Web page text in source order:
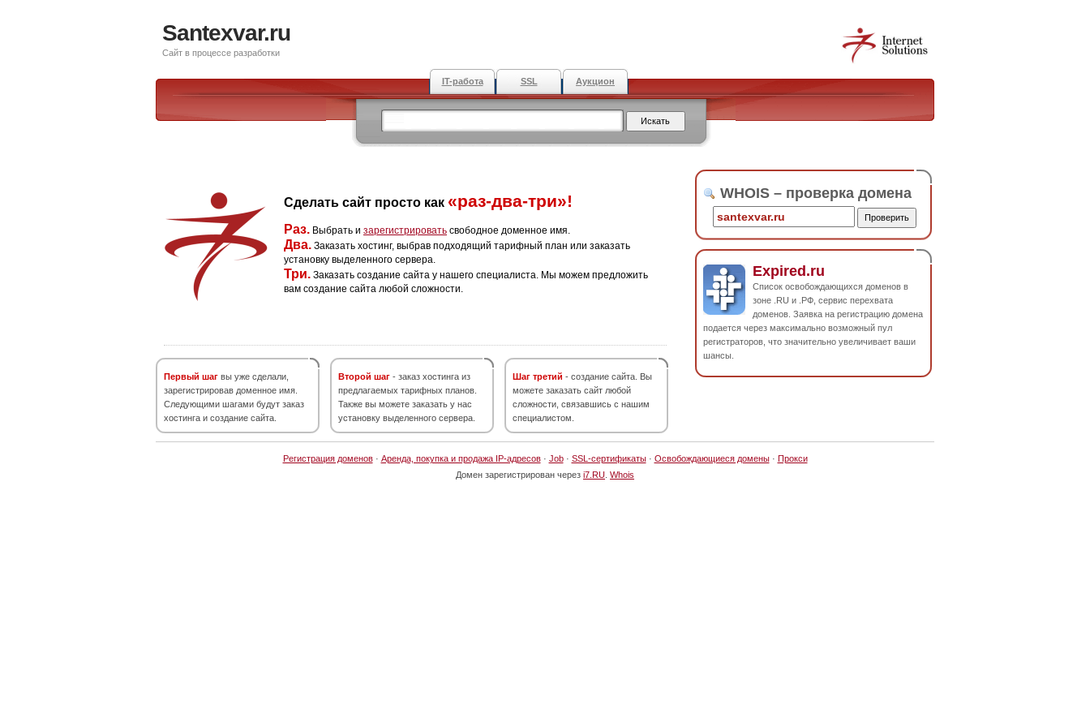
Santexvar.ru
Сайт в процессе разработки
IT-работа SSL Аукцион
Сделать сайт просто как «раз-два-три»!
Раз. Выбрать и зарегистрировать свободное доменное имя.
Два. Заказать хостинг, выбрав подходящий тарифный план или заказать
установку выделенного сервера.
Три. Заказать создание сайта у нашего специалиста. Мы можем предложить
вам создание сайта любой сложности.
Первый шаг вы уже сделали,
зарегистрировав доменное имя.
Следующими шагами будут заказ
хостинга и создание сайта.
Второй шаг - заказ хостинга из
предлагаемых тарифных планов.
Также вы можете заказать у нас
установку выделенного сервера.
Шаг третий - создание сайта. Вы
можете заказать сайт любой
сложности, связавшись с нашим
специалистом.
WHOIS – проверка домена
Expired.ru
Список освобождающихся доменов в
зоне .RU и .РФ, сервис перехвата
доменов. Заявка на регистрацию домена
подается через максимально возможный пул
регистраторов, что значительно увеличивает ваши
шансы.
Регистрация доменов· Аренда, покупка и продажа IP-адресов· Job· SSL-сертификаты· Освобождающиеся домены· Прокси
Домен зарегистрирован через i7.RU Whois